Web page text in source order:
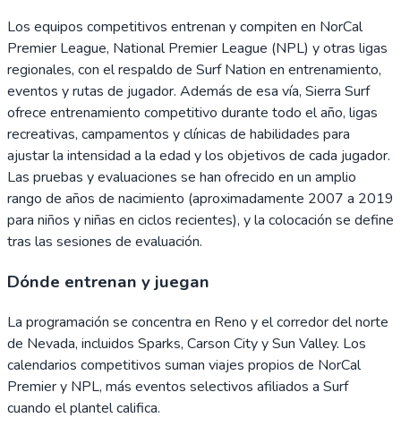
Los equipos competitivos entrenan y compiten en NorCal
Premier League, National Premier League (NPL) y otras ligas
regionales, con el respaldo de Surf Nation en entrenamiento,
eventos y rutas de jugador. Además de esa vía, Sierra Surf
ofrece entrenamiento competitivo durante todo el año, ligas
recreativas, campamentos y clínicas de habilidades para
ajustar la intensidad a la edad y los objetivos de cada jugador.
Las pruebas y evaluaciones se han ofrecido en un amplio
rango de años de nacimiento (aproximadamente 2007 a 2019
para niños y niñas en ciclos recientes), y la colocación se define
tras las sesiones de evaluación.
Dónde entrenan y juegan
La programación se concentra en Reno y el corredor del norte
de Nevada, incluidos Sparks, Carson City y Sun Valley. Los
calendarios competitivos suman viajes propios de NorCal
Premier y NPL, más eventos selectivos afiliados a Surf
cuando el plantel califica.